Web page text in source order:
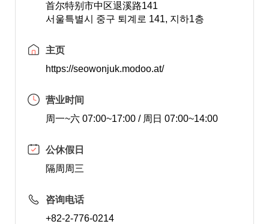
首尔特别市中区退溪路141
서울특별시 중구 퇴계로 141, 지하1층
主页
https://seowonjuk.modoo.at/
营业时间
周一~六 07:00~17:00 / 周日 07:00~14:00
公休假日
隔周周三
咨询电话
+82-2-776-0214